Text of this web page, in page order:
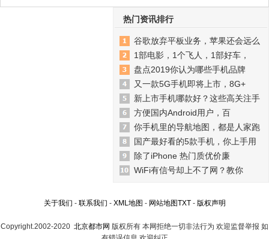
热门资讯排行
谷歌放弃平板业务，苹果还会远么
1部电影，1个飞人，1部好车，
盘点2019你认为哪些手机品牌
又一款5G手机即将上市，8G+
新上市手机哪款好？这些高关注手
方便国内Android用户，百
你手机里的导航地图，都是人家跑
国产最好看的5款手机，你上手用
除了iPhone 热门质优价廉
WiFi有信号却上不了网？教你
关于我们 - 联系我们 - XML地图 - 网站地图TXT- 版权声明
Copyright.2002-2020 北京都市网 版权所有 本网拒绝一切非法行为 欢迎监督举报 如